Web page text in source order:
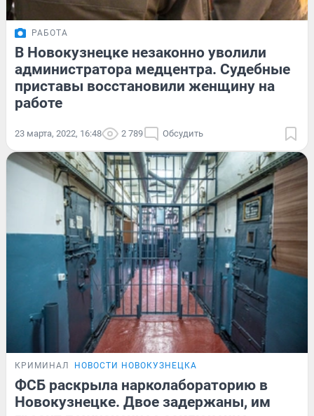
РАБОТА
В Новокузнецке незаконно уволили
администратора медцентра. Судебные
приставы восстановили женщину на
работе
23 марта, 2022, 16:48 2 789 Обсудить
КРИМИНАЛ НОВОСТИ НОВОКУЗНЕЦКА
ФСБ раскрыла нарколабораторию в
Новокузнецке. Двое задержаны, им